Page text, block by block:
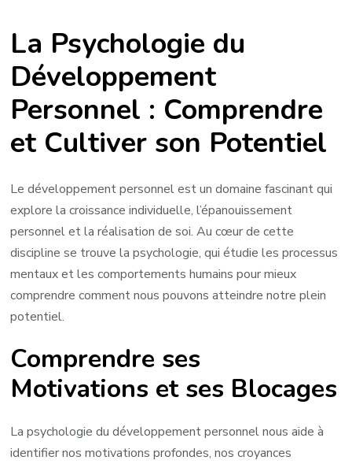
la
Psychologie
du
Développement
Personnel:
Cultiver
Potentiel
Intérieur
La Psychologie du
Développement
Personnel : Comprendre
et Cultiver son Potentiel
Le développement personnel est un domaine fascinant qui
explore la croissance individuelle, l’épanouissement
personnel et la réalisation de soi. Au cœur de cette
discipline se trouve la psychologie, qui étudie les processus
mentaux et les comportements humains pour mieux
comprendre comment nous pouvons atteindre notre plein
potentiel.
Comprendre ses
Motivations et ses Blocages
La psychologie du développement personnel nous aide à
identifier nos motivations profondes, nos croyances